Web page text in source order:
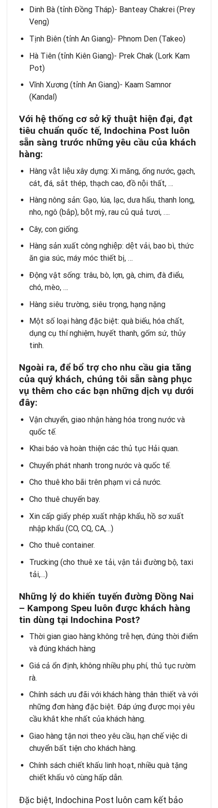
Dinh Bà (tỉnh Đồng Tháp)- Banteay Chakrei (Prey
Veng)
Tịnh Biên (tỉnh An Giang)- Phnom Den (Takeo)
Hà Tiên (tỉnh Kiên Giang)- Prek Chak (Lork Kam
Pot)
Vĩnh Xương (tỉnh An Giang)- Kaam Samnor
(Kandal)
Với hệ thống cơ sở kỹ thuật hiện đại, đạt
tiêu chuẩn quốc tế, Indochina Post luôn
sẵn sàng trước những yêu cầu của khách
hàng:
Hàng vật liệu xây dựng: Xi măng, ống nước, gạch,
cát, đá, sắt thép, thạch cao, đồ nội thất, …
Hàng nông sản: Gạo, lúa, lạc, dưa hấu, thanh long,
nho, ngô (bắp), bột mỳ, rau củ quả tươi, ….
Cây, con giống.
Hàng sản xuất công nghiệp: dệt vải, bao bì, thức
ăn gia súc, máy móc thiết bị, …
Động vật sống: trâu, bò, lợn, gà, chim, đà điểu,
chó, mèo, …
Hàng siêu trường, siêu trọng, hạng nặng
Một số loại hàng đặc biệt: quà biếu, hóa chất,
dụng cụ thí nghiệm, huyết thanh, gốm sứ, thủy
tinh.
Ngoài ra, để bổ trợ cho nhu cầu gia tăng
của quý khách, chúng tôi sẵn sàng phục
vụ thêm cho các bạn những dịch vụ dưới
đây:
Vận chuyển, giao nhận hàng hóa trong nước và
quốc tế.
Khai báo và hoàn thiện các thủ tục Hải quan.
Chuyển phát nhanh trong nước và quốc tế.
Cho thuê kho bãi trên phạm vi cả nước.
Cho thuê chuyến bay.
Xin cấp giấy phép xuất nhập khẩu, hồ sơ xuất
nhập khẩu (CO, CQ, CA,…)
Cho thuê container.
Trucking (cho thuê xe tải, vận tải đường bộ, taxi
tải,…)
Những lý do khiến tuyến đường Đồng Nai
– Kampong Speu luôn được khách hàng
tin dùng tại Indochina Post?
Thời gian giao hàng không trễ hẹn, đúng thời điểm
và đúng khách hàng
Giá cả ổn định, không nhiều phụ phí, thủ tục rườm
rà.
Chính sách ưu đãi với khách hàng thân thiết và với
những đơn hàng đặc biệt. Đáp ứng được mọi yêu
cầu khắt khe nhất của khách hàng.
Giao hàng tận nơi theo yêu cầu, hạn chế việc di
chuyển bất tiện cho khách hàng.
Chính sách chiết khấu linh hoạt, nhiều quà tặng
chiết khấu vô cùng hấp dẫn.
Đặc biệt, Indochina Post luôn cam kết bảo